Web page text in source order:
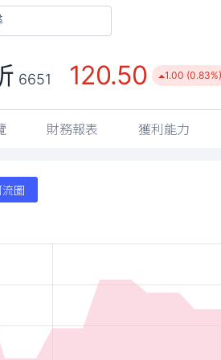
6651 120.50 1.00
財務報表 獲利能力
圖